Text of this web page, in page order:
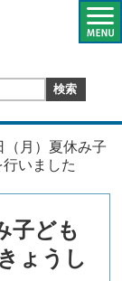
（月）夏休み子
いました
子ども
ょうし